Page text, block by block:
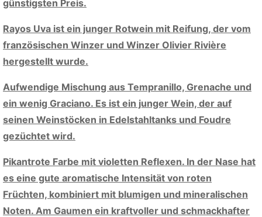
günstigsten Preis.
Rayos Uva ist ein junger Rotwein mit Reifung, der vom
französischen Winzer und Winzer Olivier Rivière
hergestellt wurde.
Aufwendige Mischung aus Tempranillo, Grenache und
ein wenig Graciano. Es ist ein junger Wein, der auf
seinen Weinstöcken in Edelstahltanks und Foudre
gezüchtet wird.
Pikantrote Farbe mit violetten Reflexen. In der Nase hat
es eine gute aromatische Intensität von roten
Früchten, kombiniert mit blumigen und mineralischen
Noten. Am Gaumen ein kraftvoller und schmackhafter